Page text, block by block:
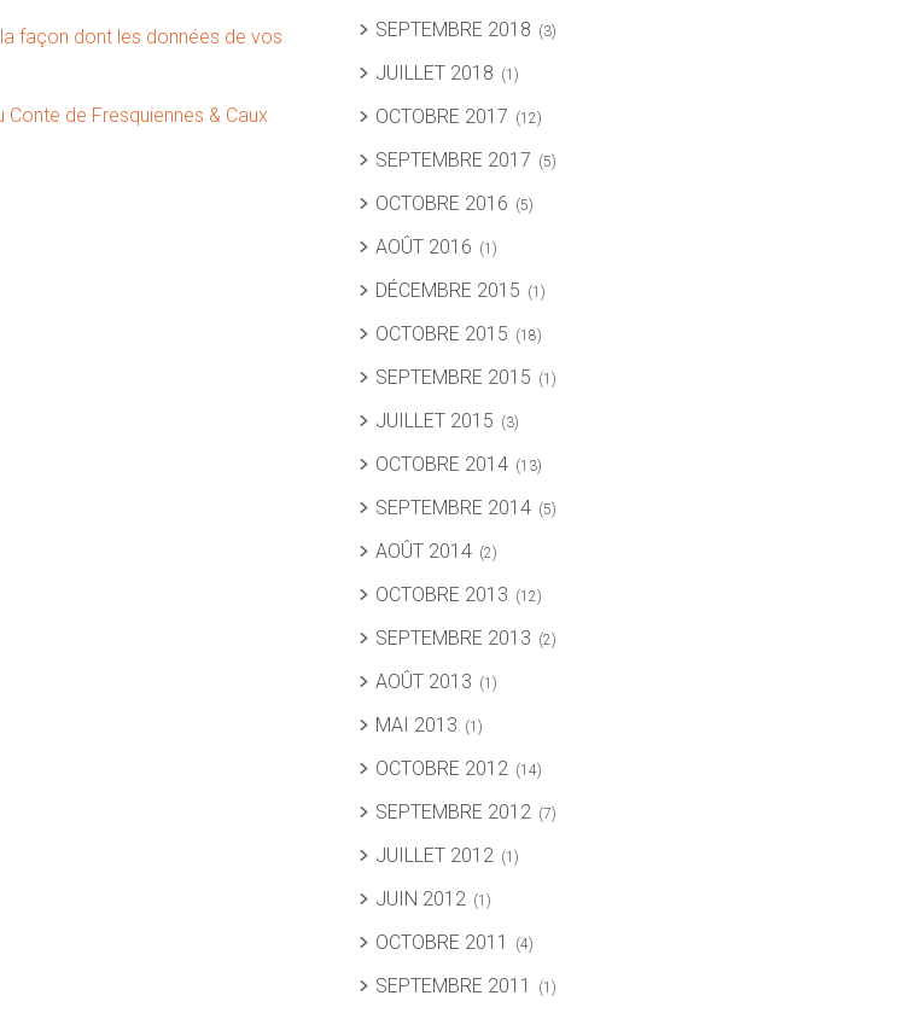
façon dont les données de vos
de Fresquiennes & Caux
SEPTEMBRE 2018 (3)
JUILLET 2018 (1)
OCTOBRE 2017 (12)
SEPTEMBRE 2017 (5)
OCTOBRE 2016 (5)
AOÛT 2016 (1)
DÉCEMBRE 2015 (1)
OCTOBRE 2015 (18)
SEPTEMBRE 2015 (1)
JUILLET 2015 (3)
OCTOBRE 2014 (13)
SEPTEMBRE 2014 (5)
AOÛT 2014 (2)
OCTOBRE 2013 (12)
SEPTEMBRE 2013 (2)
AOÛT 2013 (1)
MAI 2013 (1)
OCTOBRE 2012 (14)
SEPTEMBRE 2012 (7)
JUILLET 2012 (1)
JUIN 2012 (1)
OCTOBRE 2011 (4)
SEPTEMBRE 2011 (1)